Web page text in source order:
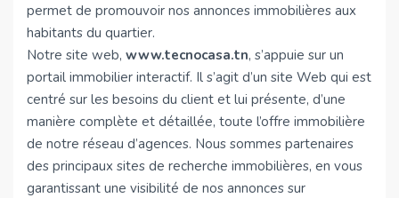
permet de promouvoir nos annonces immobilières aux
habitants du quartier.
Notre site web, www.tecnocasa.tn, s’appuie sur un
portail immobilier interactif. Il s’agit d’un site Web qui est
centré sur les besoins du client et lui présente, d’une
manière complète et détaillée, toute l’offre immobilière
de notre réseau d’agences. Nous sommes partenaires
des principaux sites de recherche immobilières, en vous
garantissant une visibilité de nos annonces sur